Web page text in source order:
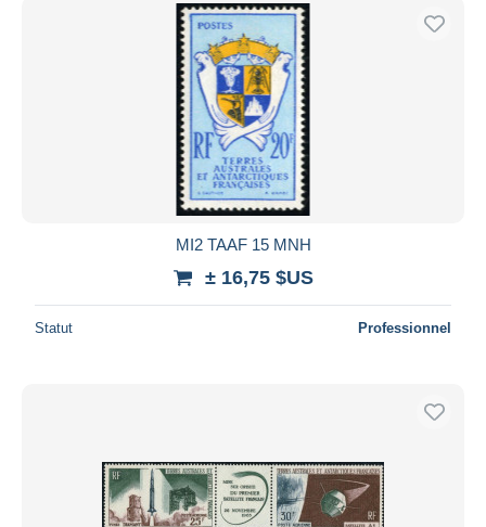
MI2 TAAF 15 MNH
± 16,75 $US
Statut Professionnel